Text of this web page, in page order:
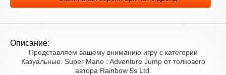
Описание:
Представляем вашему вниманию игру с категории
Казуальные. Super Mano : Adventure Jump от толкового
автора Rainbow 5s Ltd.